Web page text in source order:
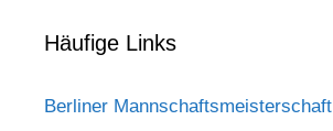
Häufige Links
Berliner Mannschaftsmeisterschaft